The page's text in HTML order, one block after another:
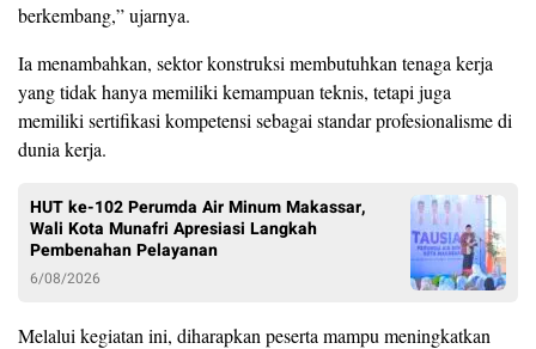
berkembang,” ujarnya.
Ia menambahkan, sektor konstruksi membutuhkan tenaga kerja
yang tidak hanya memiliki kemampuan teknis, tetapi juga
memiliki sertifikasi kompetensi sebagai standar profesionalisme di
dunia kerja.
HUT ke-102 Perumda Air Minum Makassar,
Wali Kota Munafri Apresiasi Langkah
Pembenahan Pelayanan
6/08/2026
Melalui kegiatan ini, diharapkan peserta mampu meningkatkan